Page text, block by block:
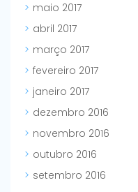
maio 2017
abril 2017
março 2017
fevereiro 2017
janeiro 2017
dezembro 2016
novembro 2016
outubro 2016
setembro 2016